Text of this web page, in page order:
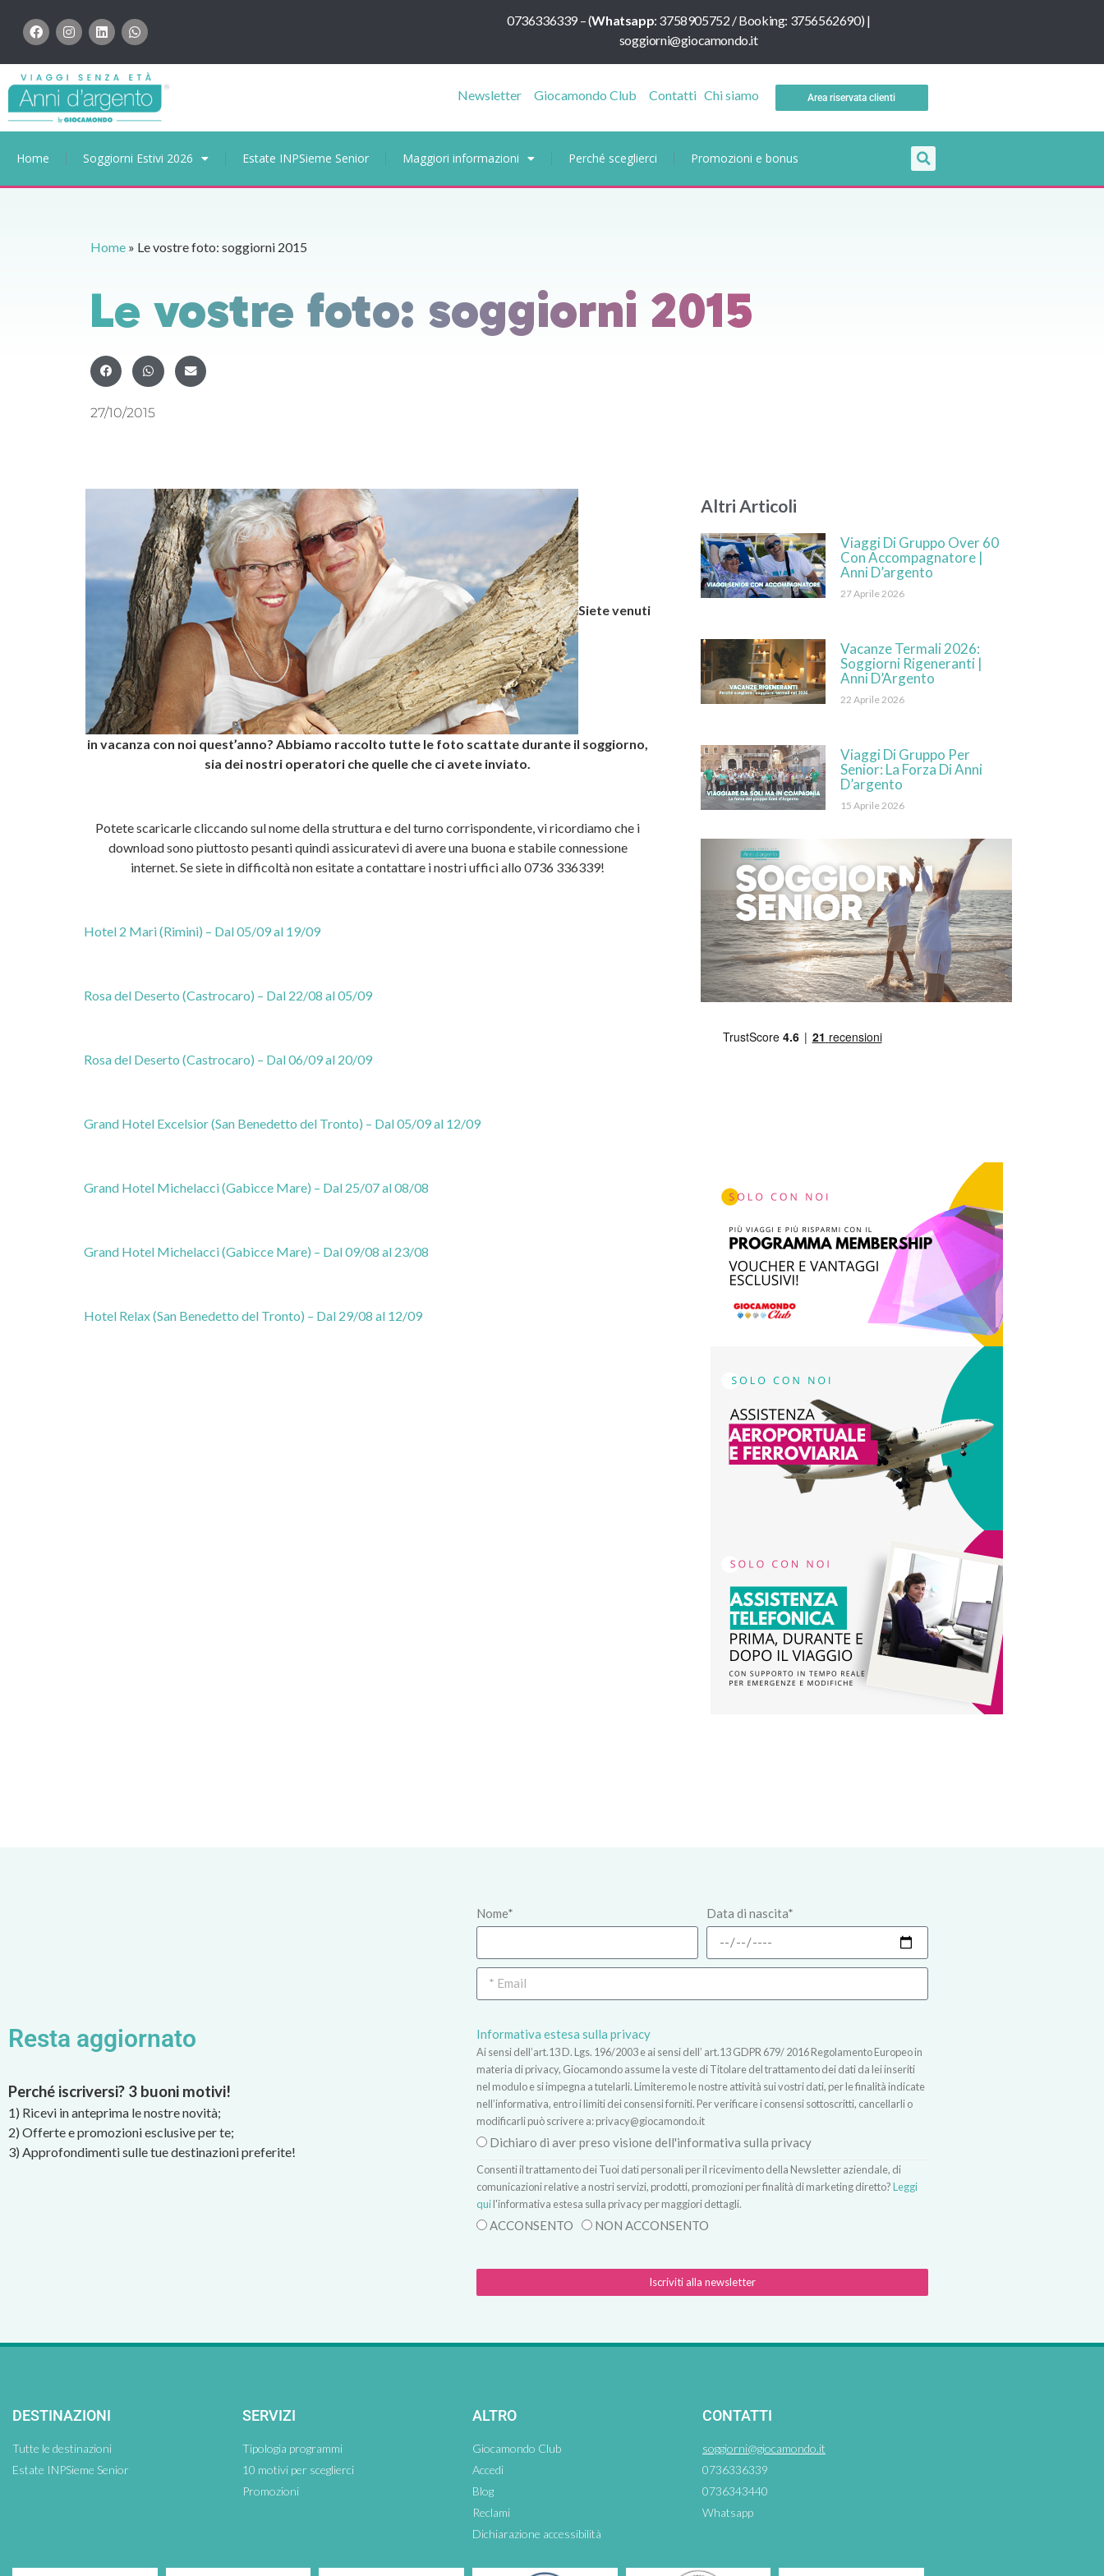
0736336339 –(Whatsapp: 3758905752 /Booking: 3756562690) |
soggiorni@giocamondo.it
Newsletter Giocamondo Club Contatti Chi siamo Area riservata clienti
Home Soggiorni Estivi 2026 Estate INPSieme Senior Maggiori informazioni Perché sceglierci Promozioni e bonus
Home » Le vostre foto: soggiorni 2015
Le vostre foto: soggiorni 2015
27/10/2015
Siete venuti
in vacanza con noi quest’anno? Abbiamo raccolto tutte le foto scattate durante il soggiorno,
sia dei nostri operatori che quelle che ci avete inviato.
Potete scaricarle cliccando sul nome della struttura e del turno corrispondente, vi ricordiamo che i
download sono piuttosto pesanti quindi assicuratevi di avere una buona e stabile connessione
internet. Se siete in difficoltà non esitate a contattare i nostri uffici allo 0736 336339!
Hotel 2 Mari (Rimini) – Dal 05/09 al 19/09
Rosa del Deserto (Castrocaro) – Dal 22/08 al 05/09
Rosa del Deserto (Castrocaro) – Dal 06/09 al 20/09
Grand Hotel Excelsior (San Benedetto del Tronto) – Dal 05/09 al 12/09
Grand Hotel Michelacci (Gabicce Mare) – Dal 25/07 al 08/08
Grand Hotel Michelacci (Gabicce Mare) – Dal 09/08 al 23/08
Hotel Relax (San Benedetto del Tronto) – Dal 29/08 al 12/09
Altri Articoli
Viaggi Di Gruppo Over 60
Con Accompagnatore |
Anni D’argento
27 Aprile 2026
Vacanze Termali 2026:
Soggiorni Rigeneranti |
Anni D’Argento
22 Aprile 2026
Viaggi Di Gruppo Per
Senior: La Forza Di Anni
D’argento
15 Aprile 2026
Resta aggiornato
Perché iscriversi? 3 buoni motivi!
1) Ricevi in anteprima le nostre novità;
2) Offerte e promozioni esclusive per te;
3) Approfondimenti sulle tue destinazioni preferite!
Nome* Data di nascita*
Informativa estesa sulla privacy
Ai sensi dell’art.13 D. Lgs. 196/2003 e ai sensi dell’ art.13 GDPR 679/ 2016 Regolamento Europeo in
materia di privacy, Giocamondo assume la veste di Titolare del trattamento dei dati da lei inseriti
nel modulo e si impegna a tutelarli. Limiteremo le nostre attività sui vostri dati, per le finalità indicate
nell’informativa, entro i limiti dei consensi forniti. Per verificare i consensi sottoscritti, cancellarli o
modificarli può scrivere a:privacy@giocamondo.it
Dichiaro di aver preso visione dell'informativa sulla privacy
Consenti il trattamento dei Tuoi dati personali per il ricevimento della Newsletter aziendale, di
comunicazioni relative a nostri servizi, prodotti, promozioni per finalità di marketing diretto?Leggi
quil'informativa estesa sulla privacy per maggiori dettagli.
ACCONSENTO NON ACCONSENTO
Iscriviti alla newsletter
DESTINAZIONI
Tutte le destinazioni
Estate INPSieme Senior
SERVIZI
Tipologia programmi
10 motivi per sceglierci
Promozioni
ALTRO
Giocamondo Club
Accedi
Blog
Reclami
Dichiarazione accessibilità
CONTATTI
soggiorni@giocamondo.it
0736336339
0736343440
Whatsapp